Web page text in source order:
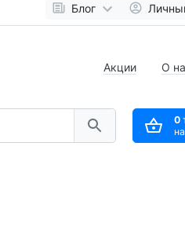
Блог
Акции О
0
на